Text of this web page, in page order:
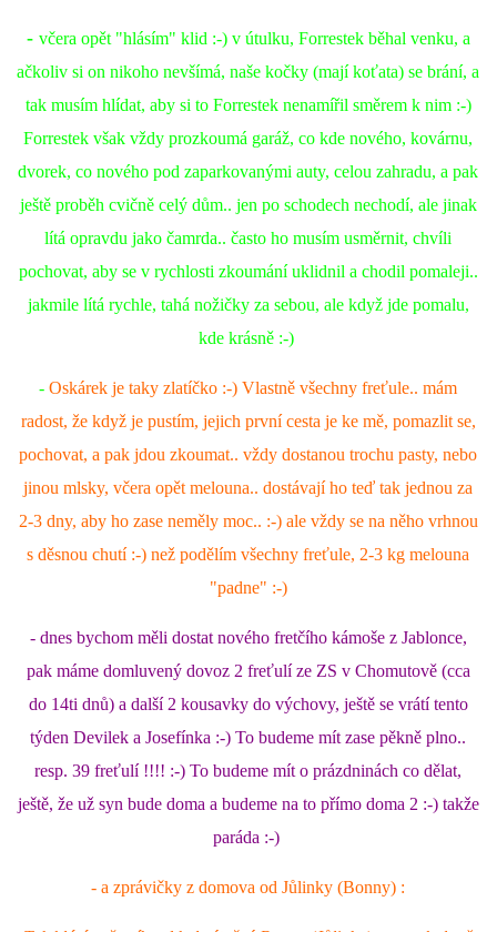
KASTRACE
STRAVA
PODPORA
E - S H O P
O NÁS :-)
VÝROČNÍ ZPRÁVY
SLUŽBY
- včera opět "hlásím" klid :-) v útulku, Forrestek běhal venku, a
ačkoliv si on nikoho nevšímá, naše kočky (mají koťata) se brání, a
tak musím hlídat, aby si to Forrestek nenamířil směrem k nim :-)
Forrestek však vždy prozkoumá garáž, co kde nového, kovárnu,
dvorek, co nového pod zaparkovanými auty, celou zahradu, a pak
ještě proběh cvičně celý dům.. jen po schodech nechodí, ale jinak
lítá opravdu jako čamrda.. často ho musím usměrnit, chvíli
pochovat, aby se v rychlosti zkoumání uklidnil a chodil pomaleji..
jakmile lítá rychle, tahá nožičky za sebou, ale když jde pomalu,
kde krásně :-)
- Oskárek je taky zlatíčko :-) Vlastně všechny freťule.. mám
radost, že když je pustím, jejich první cesta je ke mě, pomazlit se,
pochovat, a pak jdou zkoumat.. vždy dostanou trochu pasty, nebo
jinou mlsky, včera opět melouna.. dostávají ho teď tak jednou za
2-3 dny, aby ho zase neměly moc.. :-) ale vždy se na něho vrhnou
s děsnou chutí :-) než podělím všechny freťule, 2-3 kg melouna
"padne" :-)
- dnes bychom měli dostat nového fretčího kámoše z Jablonce,
pak máme domluvený dovoz 2 freťulí ze ZS v Chomutově (cca
do 14ti dnů) a další 2 kousavky do výchovy, ještě se vrátí tento
týden Devilek a Josefínka :-) To budeme mít zase pěkně plno..
resp. 39 freťulí !!!! :-) To budeme mít o prázdninách co dělat,
ještě, že už syn bude doma a budeme na to přímo doma 2 :-) takže
paráda :-)
- a zprávičky z domova od Jůlinky (Bonny) :